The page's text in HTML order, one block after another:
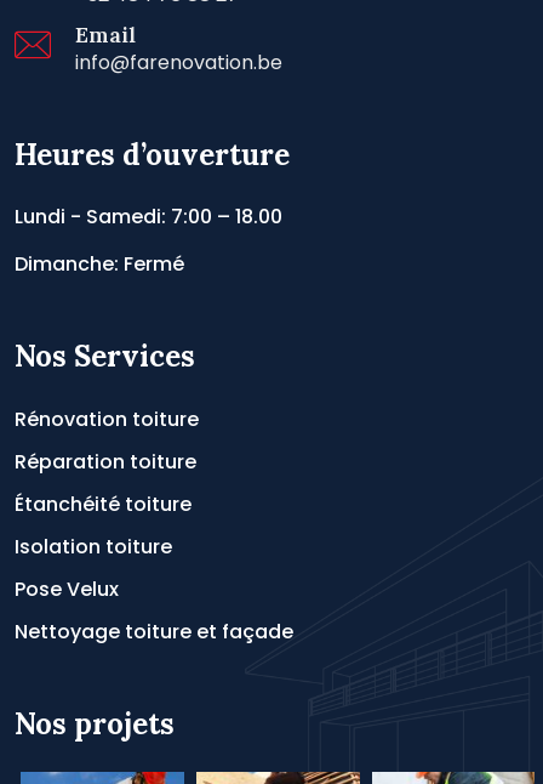
Email
info@farenovation.be
Heures d’ouverture
Lundi - Samedi: 7:00 – 18.00
Dimanche: Fermé
Nos Services
Rénovation toiture
Réparation toiture
Étanchéité toiture
Isolation toiture
Pose Velux
Nettoyage toiture et façade
Nos projets